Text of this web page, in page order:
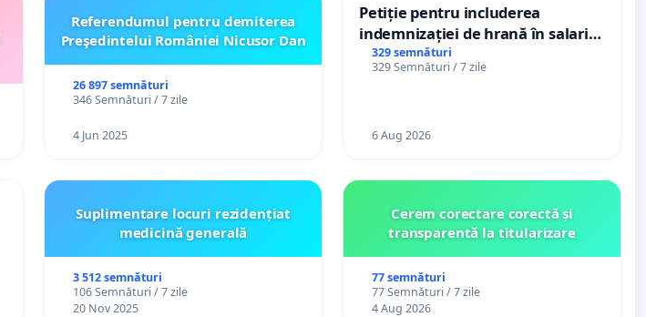
Referendumul pentru demiterea
Preşedintelui României Nicusor Dan
26 897 semnături
346 Semnături / 7 zile
4 Jun 2025
Petiție pentru includerea
indemnizației de hrană în salariul
de bază și protejarea gradațiilor
de vechime pentru asistenții
329 semnături
329 Semnături / 7 zile
6 Aug 2026
Suplimentare locuri rezidențiat
medicină generală
3 512 semnături
106 Semnături / 7 zile
20 Nov 2025
Cerem corectare corectă și
transparentă la titularizare
77 semnături
77 Semnături / 7 zile
4 Aug 2026